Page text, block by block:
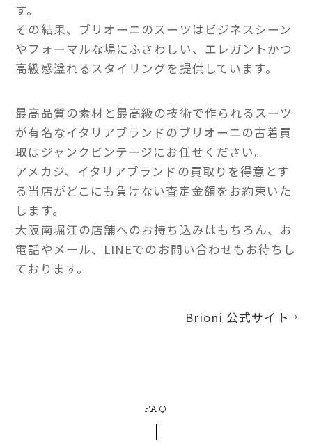
す。
その結果、ブリオーニのスーツはビジネスシーン
やフォーマルな場にふさわしい、エレガントかつ
高級感溢れるスタイリングを提供しています。
最高品質の素材と最高級の技術で作られるスーツ
が有名なイタリアブランドのブリオーニの古着買
取はジャンクビンテージにお任せください。
アメカジ、イタリアブランドの買取りを得意とす
る当店がどこにも負けない査定金額をお約束いた
します。
大阪南堀江の店舗へのお持ち込みはもちろん、お
電話やメール、LINEでのお問い合わせもお待ちし
ております。
Brioni 公式サイト
FAQ